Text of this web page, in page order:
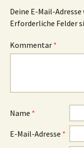
Deine E-Mail-
Erforderliche Felder
Kommentar *
Name *
E-Mail-Adresse *